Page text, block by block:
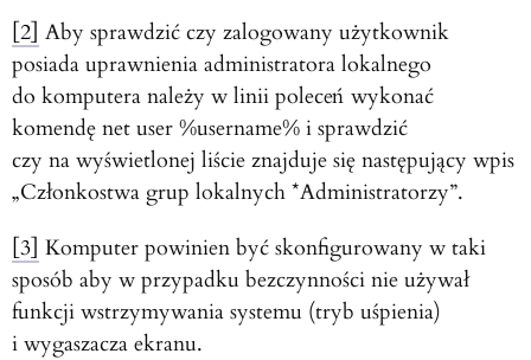
[2] Aby sprawdzić czy zalogowany użytkownik
posiada uprawnienia administratora lokalnego
do komputera należy w linii poleceń wykonać
komendę net user %username% i sprawdzić
czy na wyświetlonej liście znajduje się następujący wpis
„Członkostwa grup lokalnych *Administratorzy”.
[3] Komputer powinien być skonfigurowany w taki
sposób aby w przypadku bezczynności nie używał
funkcji wstrzymywania systemu (tryb uśpienia)
i wygaszacza ekranu.